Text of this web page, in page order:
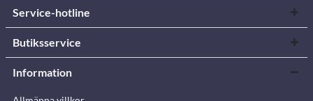
Service-hotline
Butiksservice
Information